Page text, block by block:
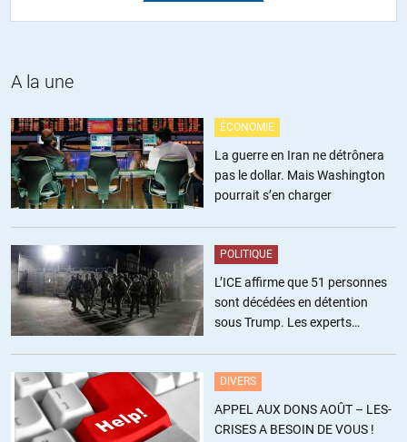
Et les tenants de la FranceAfeique sont des pacifistes convaincus de
De Gaulle à Macron en passant par Sarkozy et Hollande. Nous en
parlerons dans une rubrique prochaine.
utopiste// 27.09.2021 à 12h00
On peut aussi l’écrire France-à-frique, ce qui est le véritable
problème.
concernées.
+10 ALERTER
A la une
ÉCONOMIE
La guerre en Iran ne détrônera
pas le dollar. Mais Washington
pourrait s’en charger
POLITIQUE
L’ICE affirme que 51 personnes
sont décédées en détention
sous Trump. Les experts
DIVERS
APPEL AUX DONS AOÛT – LES-
CRISES A BESOIN DE VOUS !